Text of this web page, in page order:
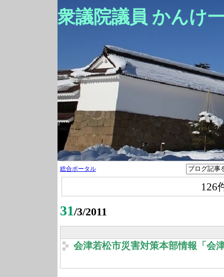
衆議院議員 かんけ
総合ポータル
126
31/3/2011
会津若松市災害対策本部情報「会